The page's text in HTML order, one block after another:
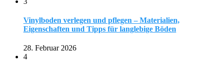
Vinylboden verlegen und pflegen – Materialien,
Eigenschaften und Tipps für langlebige Böden
28. Februar 2026
4